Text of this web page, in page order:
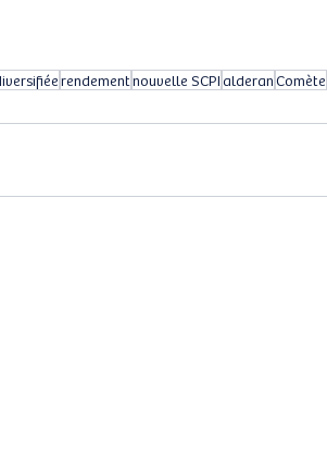
rendementnouvelle SCPIalderanComète